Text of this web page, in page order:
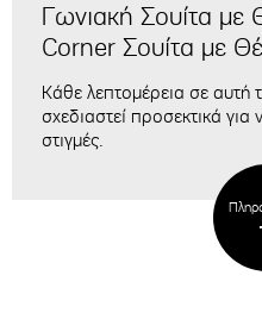
Γωνιακή Σουίτα
Corner Σουίτα με
Κάθε λεπτομέρεια σε αυτή
σχεδιαστεί προσεκτικά
στιγμές.